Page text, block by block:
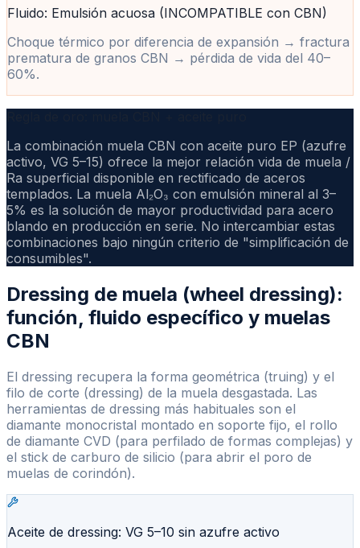
Fluido: Emulsión acuosa (INCOMPATIBLE con CBN)
Choque térmico por diferencia de expansión → fractura
prematura de granos CBN → pérdida de vida del 40–
60%.
La combinación muela CBN con aceite puro EP (azufre
activo, VG 5–15) ofrece la mejor relación vida de muela /
Ra superficial disponible en rectificado de aceros
templados. La muela Al₂O₃ con emulsión mineral al 3–
5% es la solución de mayor productividad para acero
blando en producción en serie. No intercambiar estas
combinaciones bajo ningún criterio de "simplificación de
consumibles".
Dressing de muela (wheel dressing):
función, fluido específico y muelas
CBN
El dressing recupera la forma geométrica (truing) y el
filo de corte (dressing) de la muela desgastada. Las
herramientas de dressing más habituales son el
diamante monocristal montado en soporte fijo, el rollo
de diamante CVD (para perfilado de formas complejas) y
el stick de carburo de silicio (para abrir el poro de
muelas de corindón).
Aceite de dressing: VG 5–10 sin azufre activo